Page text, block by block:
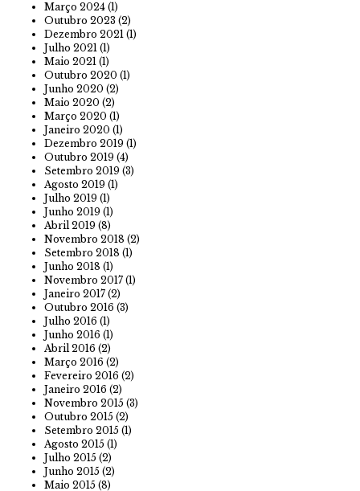
Março 2024 (1)
Outubro 2023 (2)
Dezembro 2021 (1)
Julho 2021 (1)
Maio 2021 (1)
Outubro 2020 (1)
Junho 2020 (2)
Maio 2020 (2)
Março 2020 (1)
Janeiro 2020 (1)
Dezembro 2019 (1)
Outubro 2019 (4)
Setembro 2019 (3)
Agosto 2019 (1)
Julho 2019 (1)
Junho 2019 (1)
Abril 2019 (8)
Novembro 2018 (2)
Setembro 2018 (1)
Junho 2018 (1)
Novembro 2017 (1)
Janeiro 2017 (2)
Outubro 2016 (3)
Julho 2016 (1)
Junho 2016 (1)
Abril 2016 (2)
Março 2016 (2)
Fevereiro 2016 (2)
Janeiro 2016 (2)
Novembro 2015 (3)
Outubro 2015 (2)
Setembro 2015 (1)
Agosto 2015 (1)
Julho 2015 (2)
Junho 2015 (2)
Maio 2015 (8)